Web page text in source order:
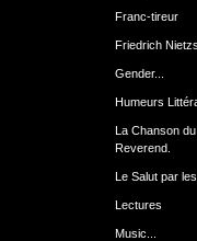
Franc-tireur
Friedrich
Gender...
Humeurs
La Chanson
Reverend.
Le Salut par
Lectures
Music...